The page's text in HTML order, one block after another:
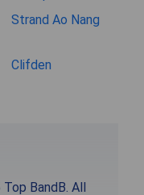
Strand Ao Nang
Clifden
BandB. All